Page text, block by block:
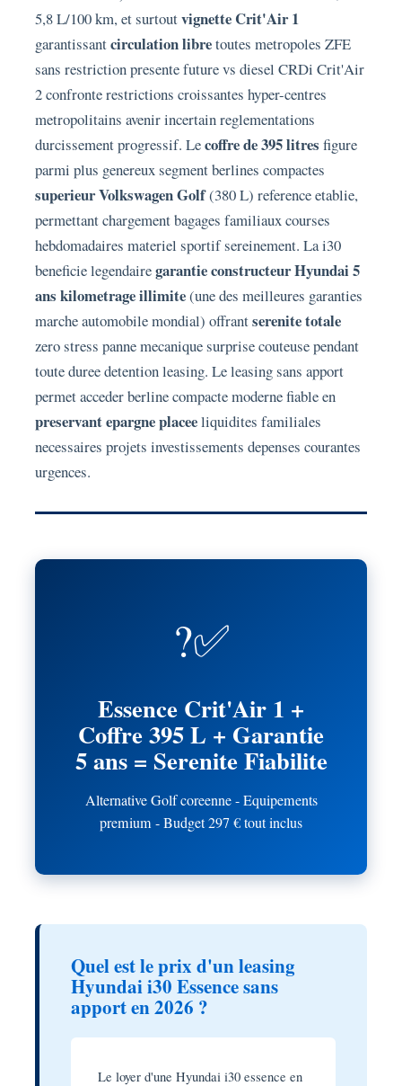
5,8 L/100 km, et surtoutvignette Crit'Air 1
garantissantcirculation libretoutes metropoles ZFE
sans restriction presente future vs diesel CRDi Crit'Air
2 confronte restrictions croissantes hyper-centres
metropolitains avenir incertain reglementations
durcissement progressif. Lecoffre de 395 litres figure
parmi plus genereux segment berlines compactes
superieur Volkswagen Golf(380 L) reference etablie,
permettant chargement bagages familiaux courses
hebdomadaires materiel sportif sereinement. La i30
beneficie legendairegarantie constructeur Hyundai 5
ans kilometrage illimite(une des meilleures garanties
marche automobile mondial) offrantserenite totale
zero stress panne mecanique surprise couteuse pendant
toute duree detention leasing. Le leasing sans apport
permet acceder berline compacte moderne fiable en
preservant epargne placeeliquidites familiales
necessaires projets investissements depenses courantes
urgences.
?️✅
Essence Crit'Air 1 +
Coffre 395 L + Garantie
5 ans = Serenite Fiabilite
Alternative Golf coreenne - Equipements
premium - Budget 297 € tout inclus
Quel est le prix d'un leasing
Hyundai i30 Essence sans
apport en 2026 ?
Le loyer d'une Hyundai i30 essence en